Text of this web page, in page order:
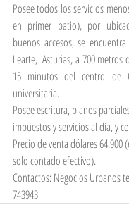
Posee todos los servicios
en primer patio), por
buenos accesos, se
Learte,  Asturias, a 700 metros
15 minutos del centro de
universitaria.
Posee escritura, planos
impuestos y servicios al día, y
Precio de venta dólares 64.900
solo contado efectivo).
Contactos: Negocios Urbanos
743943